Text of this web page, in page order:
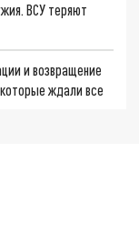
ВСУ теряют
и возвращение
ждали все